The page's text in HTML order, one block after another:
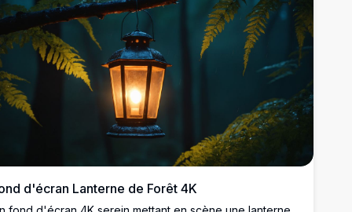
détaillées, vives et son décor tranquille. Idéal
les amoureux de la nature à la recherche d'un fond
qualité supérieure.
d'écran Lanterne de Forêt 4K